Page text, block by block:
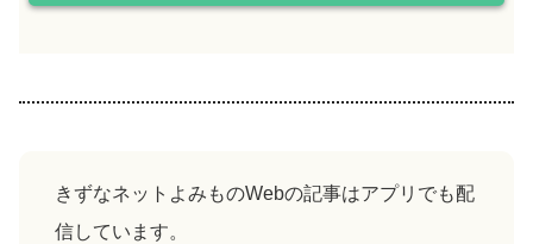
きずなネットよみものWebの記事はアプリでも配
信しています。